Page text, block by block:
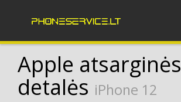
Apple atsarginės
detalės iPhone 12